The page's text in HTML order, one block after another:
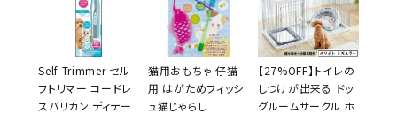
Self Trimmer セル
フトリマー コードレ
スバリカン ディテー
猫用おもちゃ 仔猫
用 はがためフィッシ
ュ猫じゃらし
【27%OFF】トイレの
しつけが出来る ドッ
グルームサークル ホ